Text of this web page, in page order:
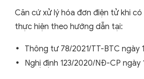
Căn cứ xử lý hóa đơn điện tử khi
thực hiện theo hướng dẫn tại:
Thông tư 78/2021/TT-BTC ngày
Nghị định 123/2020/NĐ-CP ngày